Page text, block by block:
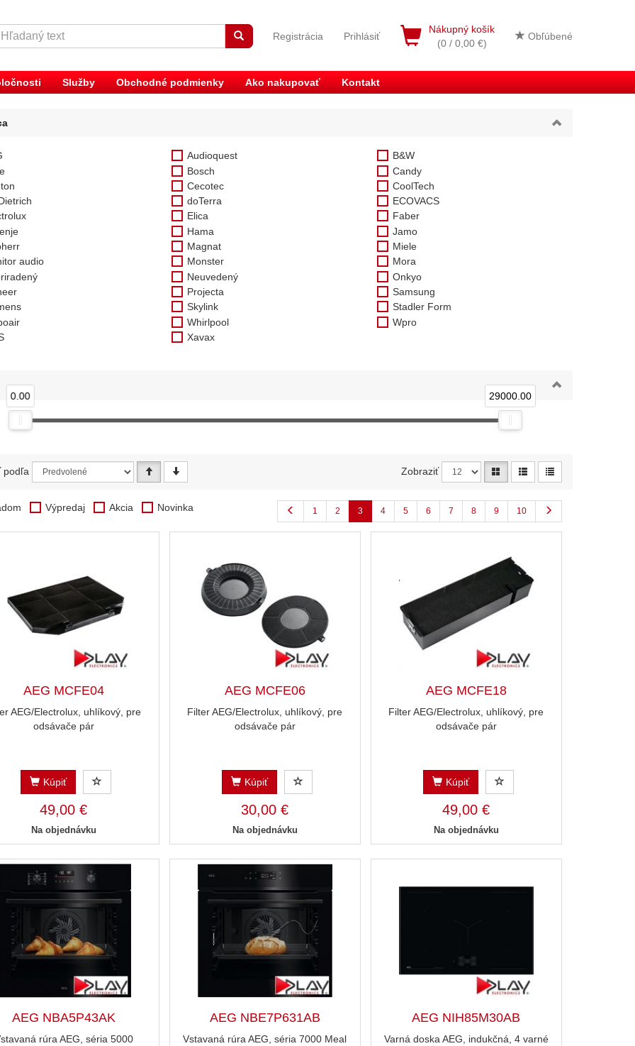
Nákupný košík
(0 / 0,00 €)
Obľúbené
Registrácia Prihlásiť
Služby Obchodné podmienky Ako nakupovať Kontakt
Audioquest
B&W
Bosch
Candy
Cecotec
CoolTech
doTerra
ECOVACS
Elica
Faber
Hama
Jamo
Magnat
Miele
audio
Monster
Mora
Neuvedený
Onkyo
Projecta
Samsung
Skylink
Stadler Form
Whirlpool
Wpro
Xavax
0.00 29000.00
podľa Zobraziť
Výpredaj Akcia Novinka 1 2 3 4 5 6 7 8 9 10
AEG MCFE04
AEG/Electrolux, uhlíkový, pre
odsávače pár
Kúpiť
49,00 €
Na objednávku
AEG MCFE06
Filter AEG/Electrolux, uhlíkový, pre
odsávače pár
Kúpiť
30,00 €
Na objednávku
AEG MCFE18
Filter AEG/Electrolux, uhlíkový, pre
odsávače pár
Kúpiť
49,00 €
Na objednávku
AEG NBA5P43AK
rúra AEG, séria 5000
AEG NBE7P631AB
Vstavaná rúra AEG, séria 7000 Meal
AEG NIH85M30AB
Varná doska AEG, indukčná, 4 varné